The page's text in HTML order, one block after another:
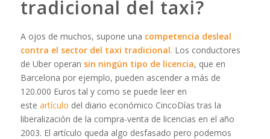
tradicional del taxi?
A ojos de muchos, supone una competencia desleal
contra el sector del taxi tradicional. Los conductores
de Uber operan sin ningún tipo de licencia, que en
Barcelona por ejemplo, pueden ascender a más de
120.000 Euros tal y como se puede leer en
este artículo del diario económico CincoDías tras la
liberalización de la compra-venta de licencias en el año
2003. El artículo queda algo desfasado pero podemos